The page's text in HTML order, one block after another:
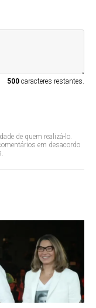
500caracteres restantes.
de quem realizá-lo.
em desacordo